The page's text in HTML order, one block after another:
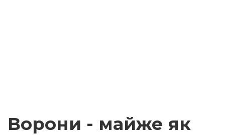
Ворони - майже як